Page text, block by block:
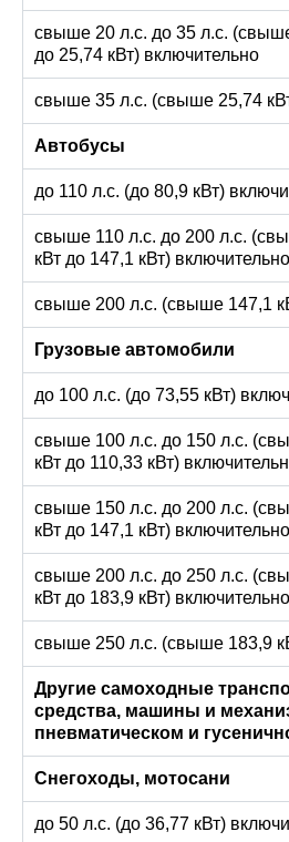
свыше 20 л.с. до 35 л.с.
до 25,74 кВт) включительно
свыше 35 л.с. (свыше 25,74
Автобусы
до 110 л.с. (до 80,9 кВт)
свыше 110 л.с. до 200 л.с.
кВт до 147,1 кВт) включительно
свыше 200 л.с. (свыше 147,1
Грузовые автомобили
до 100 л.с. (до 73,55 кВт)
свыше 100 л.с. до 150 л.с.
кВт до 110,33 кВт)
свыше 150 л.с. до 200 л.с.
кВт до 147,1 кВт) включительно
свыше 200 л.с. до 250 л.с.
кВт до 183,9 кВт) включительно
свыше 250 л.с. (свыше 183,9
Другие самоходные
средства, машины и
пневматическом и
Снегоходы, мотосани
до 50 л.с. (до 36,77 кВт)